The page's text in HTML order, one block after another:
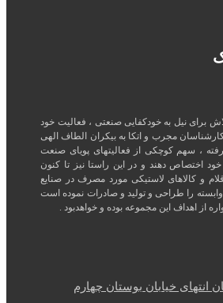
برای نیل به خودکفایی صنعتی ، فعالیت خود
کارشناسان مجرب و اتکا به بیکران الطاف الهی
، سهم کوچکی از فعالیتهای پویای صنعت
اختصاص دهند و در این راستا نیز تا کنون
و کالاهای لاستیکی مورد مصرف در صنایع
را طراحی و تولید و صادرات نموده است
از اهداف این مجموعه بوده و خواهدبود .
انتهای خیابان بوستان چهارم